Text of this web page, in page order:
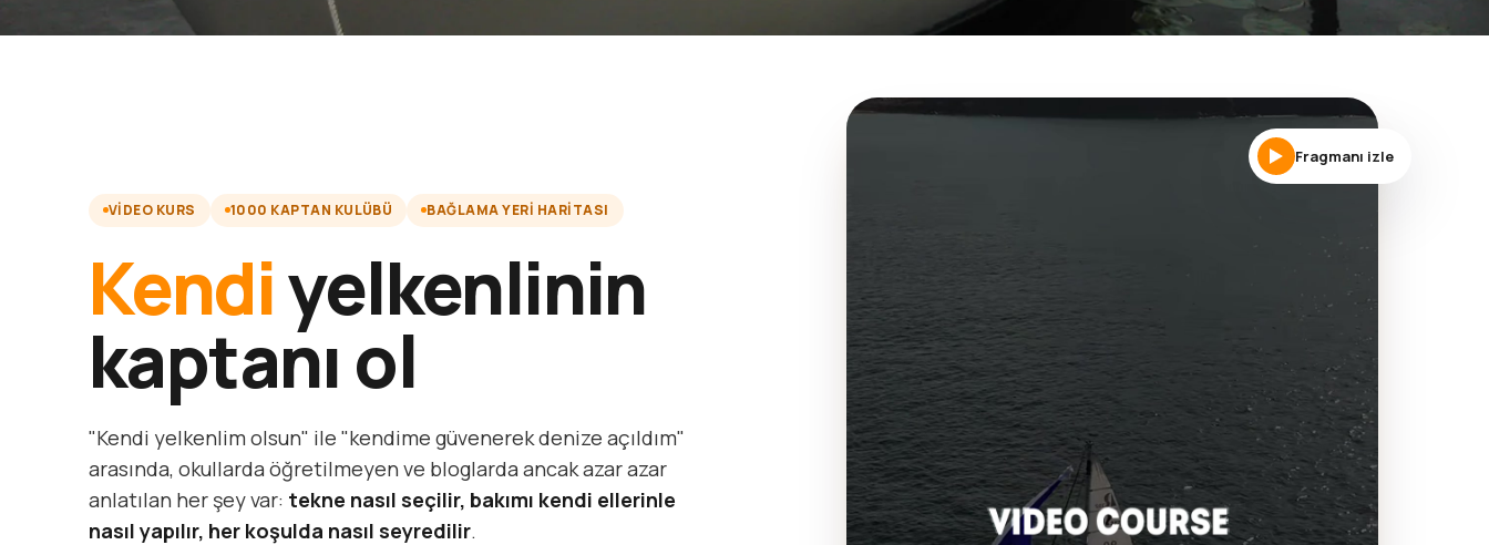
VIDEO KURS 1000 KAPTAN KULÜBÜ BAĞLAMA YERI HARITASI
Kendiyelkenlinin
kaptanı ol
"Kendi yelkenlim olsun" ile "kendime güvenerek denize açıldım"
arasında, okullarda öğretilmeyen ve bloglarda ancak azar azar
anlatılan her şey var: tekne nasıl seçilir, bakımı kendi ellerinle
nasıl yapılır, her koşulda nasıl seyredilir.
Fragmanı izle